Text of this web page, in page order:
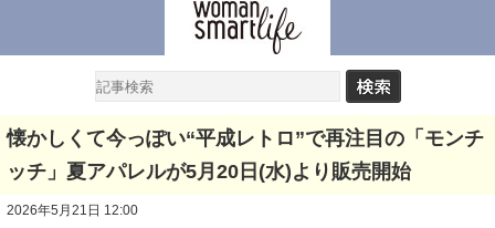
懐かしくて今っぽい“平成レトロ”で再注目の「モンチ
ッチ」夏アパレルが5月20日(水)より販売開始
2026年5月21日 12:00